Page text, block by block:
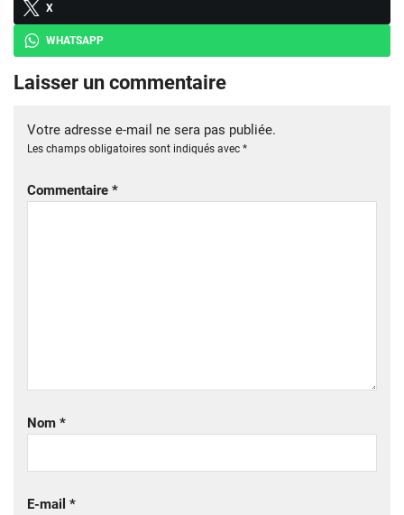
X
WHATSAPP
Laisser un commentaire
Votre adresse e-mail ne sera pas publiée.
Les champs obligatoires sont indiqués avec *
Commentaire *
Nom *
E-mail *